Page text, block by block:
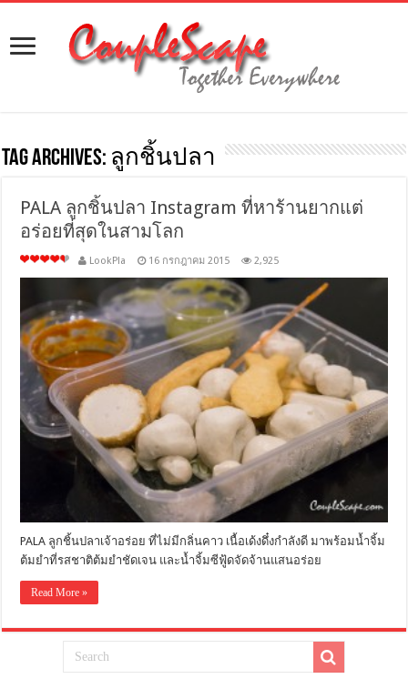
Tag Archives: ลูกชิ้นปลา
PALA ลูกชิ้นปลา Instagram ที่หาร้านยากแต่
อร่อยที่สุดในสามโลก
LookPla 16 กรกฎาคม 2015 2,925
PALA ลูกชิ้นปลาเจ้าอร่อย ที่ไม่มีกลิ่นคาว เนื้อเด้งดึ๋งกำลังดี มาพร้อมน้ำจิ้ม
ต้มยำที่รสชาติต้มยำชัดเจน และน้ำจิ้มซีฟู้ดจัดจ้านแสนอร่อย
Read More »